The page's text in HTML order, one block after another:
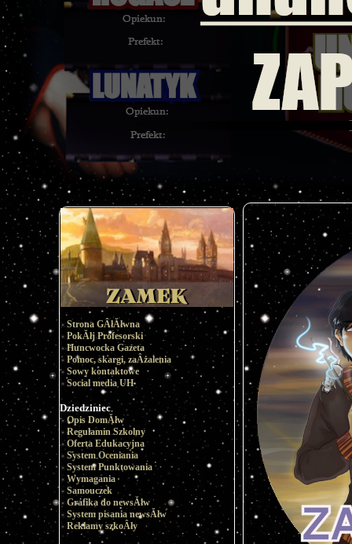
Strona GÂłĂłwna
PokĂłj Profesorski
Huncwocka Gazeta
Pomoc, skargi, zaÂżalenia
Sowy kontaktowe
Social media UH
Dziedziniec
Opis DomĂłw
Regulamin Szkolny
Oferta Edukacyjna
System Oceniania
System Punktowania
Wymagania
Samouczek
Grafika do newsĂłw
System pisania newsĂłw
Reklamy szkoÂły